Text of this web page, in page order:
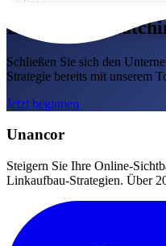
Bereit zum
Schließen Sie sich den
Strategie bereits mit unserem
Jetzt beginnen
Unancor
Steigern Sie Ihre Online-
Linkaufbau-Strategien. Über